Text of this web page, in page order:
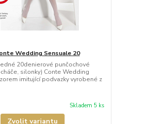
Wedding Sensuale 20
20denierové punčochové
silonky) Conte Wedding
imitující podvazky vyrobené z
Skladem 5 ks
Zvolit variantu